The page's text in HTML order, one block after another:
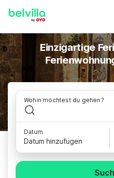
Einzigartige
Wohin möchtest du gehen?
Datum
Datum hinzufügen